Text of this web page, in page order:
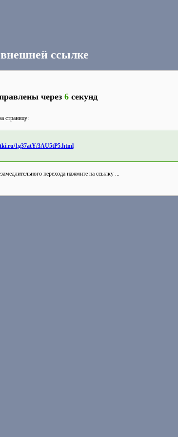
ссылке
через 6секунд
страницу:
1g37atY/3AU5tP5.html
перехода нажмите на ссылку ...